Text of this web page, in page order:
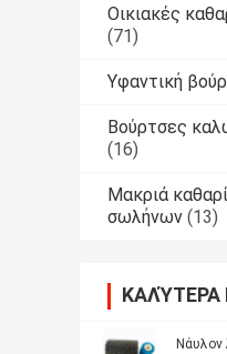
Οικιακές
(71)
Υφαντική
Βούρτσες
(16)
Μακριά
σωλήνων (13)
Νάυλον